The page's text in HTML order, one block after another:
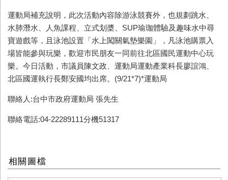
運動局補充說明，此次活動內容除游泳競賽外，也規劃跳水、
水肺潛水、人魚課程、立式划槳、SUP瑜珈體驗及趣味水中尋
寶遊戲等，且泳池設置「水上闖關氣墊樂園」，凡泳池購票入
場皆能參與玩樂，歡迎市民朋友一同前往北區國民運動中心玩
樂。今日活動，市議員陳文政、運動局運動產業科長廖誼鴻、
北區國運執行長鄭安國均出席。(9/21*7)*運動局
聯絡人:台中市政府運動局 張先生
聯絡電話:04-22289111分機51317
相關圖檔